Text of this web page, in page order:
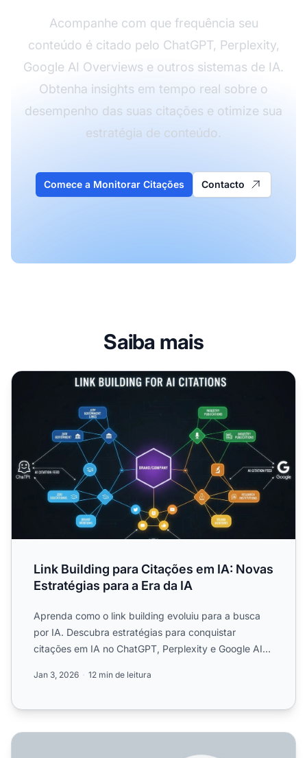
Acompanhe com que frequência seu
conteúdo é citado pelo ChatGPT, Perplexity,
Google AI Overviews e outros sistemas de IA.
Obtenha insights em tempo real sobre o
desempenho das suas citações e otimize sua
estratégia de conteúdo.
Comece a Monitorar Citações Contacto
Saiba mais
Link Building para Citações em IA: Novas Estratégias
Link Building para Citações em IA: Novas
Estratégias para a Era da IA
Aprenda como o link building evoluiu para a busca
por IA. Descubra estratégias para conquistar
citações em IA no ChatGPT, Perplexity e Google AI
Jan 3, 2026 12 min de leitura
Link Building